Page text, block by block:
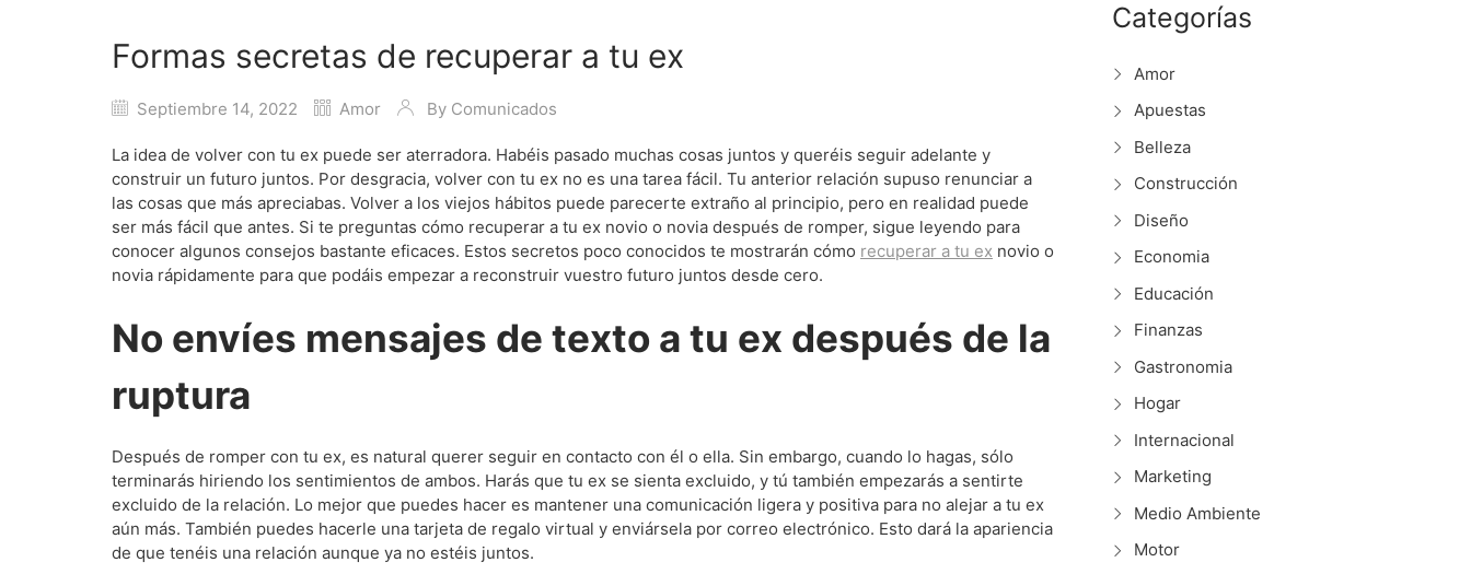
Formas secretas de recuperar a tu ex
Septiembre 14, 2022 Amor By Comunicados
La idea de volver con tu ex puede ser aterradora. Habéis pasado muchas cosas juntos y queréis seguir adelante y
construir un futuro juntos. Por desgracia, volver con tu ex no es una tarea fácil. Tu anterior relación supuso renunciar a
las cosas que más apreciabas. Volver a los viejos hábitos puede parecerte extraño al principio, pero en realidad puede
ser más fácil que antes. Si te preguntas cómo recuperar a tu ex novio o novia después de romper, sigue leyendo para
conocer algunos consejos bastante eficaces. Estos secretos poco conocidos te mostrarán cómo recuperar a tu ex novio o
novia rápidamente para que podáis empezar a reconstruir vuestro futuro juntos desde cero.
No envíes mensajes de texto a tu ex después de la
ruptura
Después de romper con tu ex, es natural querer seguir en contacto con él o ella. Sin embargo, cuando lo hagas, sólo
terminarás hiriendo los sentimientos de ambos. Harás que tu ex se sienta excluido, y tú también empezarás a sentirte
excluido de la relación. Lo mejor que puedes hacer es mantener una comunicación ligera y positiva para no alejar a tu ex
aún más. También puedes hacerle una tarjeta de regalo virtual y enviársela por correo electrónico. Esto dará la apariencia
de que tenéis una relación aunque ya no estéis juntos.
Categorías
Amor
Apuestas
Belleza
Construcción
Diseño
Economia
Educación
Finanzas
Gastronomia
Hogar
Internacional
Marketing
Medio Ambiente
Motor